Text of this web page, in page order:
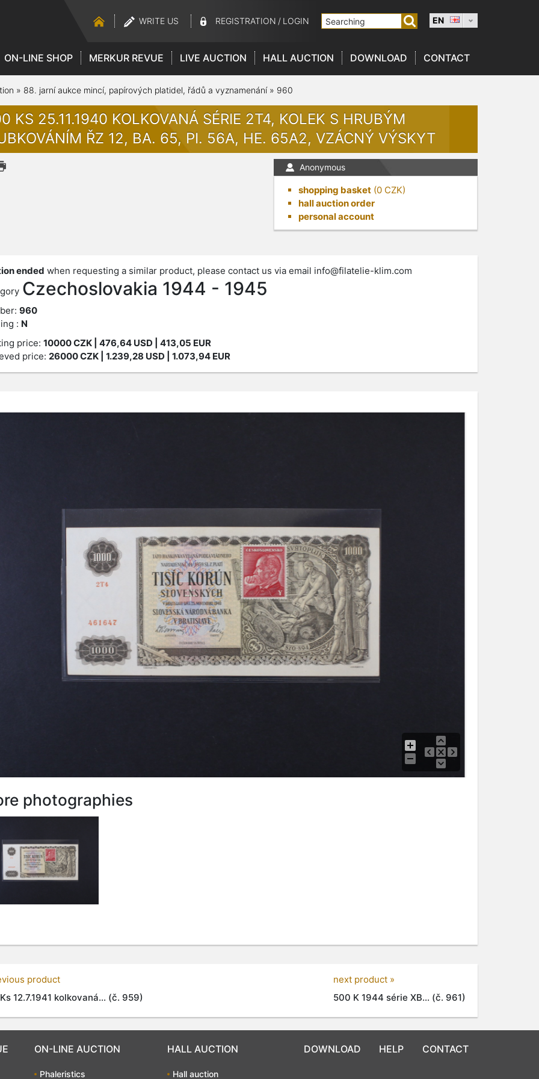
WRITE US REGISTRATION / LOGIN EN
ON-LINE SHOP MERKUR REVUE LIVE AUCTION HALL AUCTION DOWNLOAD CONTACT
» 88. jarní aukce mincí, papírových platidel, řádů a vyznamenání» 960
KS 25.11.1940 KOLKOVANÁ SÉRIE 2T4, KOLEK S HRUBÝM
ŘZ 12, BA. 65, PI. 56A, HE. 65A2, VZÁCNÝ VÝSKYT
Anonymous
shopping basket (0 CZK)
hall auction order
personal account
ended when requesting a similar product, please contact us via email info@filatelie-klim.com
Czechoslovakia 1944 - 1945
960
: N
price: 10000CZK| 476,64 USD | 413,05 EUR
price: 26000CZK| 1.239,28 USD | 1.073,94 EUR
photographies
product
12.7.1941 kolkovaná... (č. 959)
next product »
500 K 1944 série XB... (č. 961)
ON-LINE AUCTION
Phaleristics
HALL AUCTION
Hall auction
DOWNLOAD HELP CONTACT